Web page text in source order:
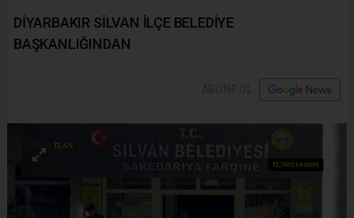
DİYARBAKIR SİLVAN İLÇE BELEDİYE
BAŞKANLIĞINDAN